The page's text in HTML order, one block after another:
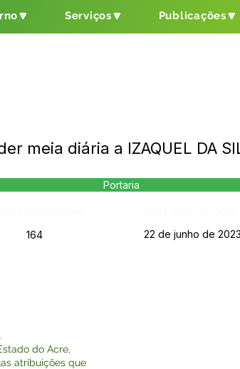
Serviços🔽 Publicações🔽
meia diária a IZAQUEL DA
Portaria
164 22 de junho de 2023
do Acre,
atribuições que